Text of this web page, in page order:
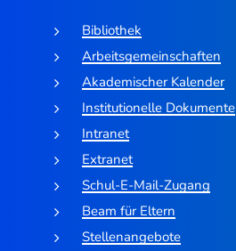
Bibliothek
Arbeitsgemeinschaften
Akademischer Kalender
Institutionelle Dokumente
Intranet
Extranet
Schul-E-Mail-Zugang
Beam für Eltern
Stellenangebote